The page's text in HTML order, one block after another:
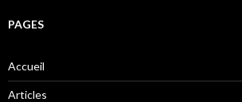
PAGES
Accueil
Articles